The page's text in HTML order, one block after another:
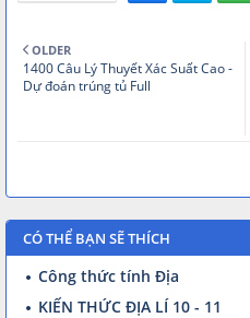
OLDER
1400 Câu Lý Thuyết Xác Suất Cao -
Dự đoán trúng tủ Full
CÓ THỂ BẠN SẼ THÍCH
Công thức tính Địa
KIẾN THỨC ĐỊA LÍ 10 - 11